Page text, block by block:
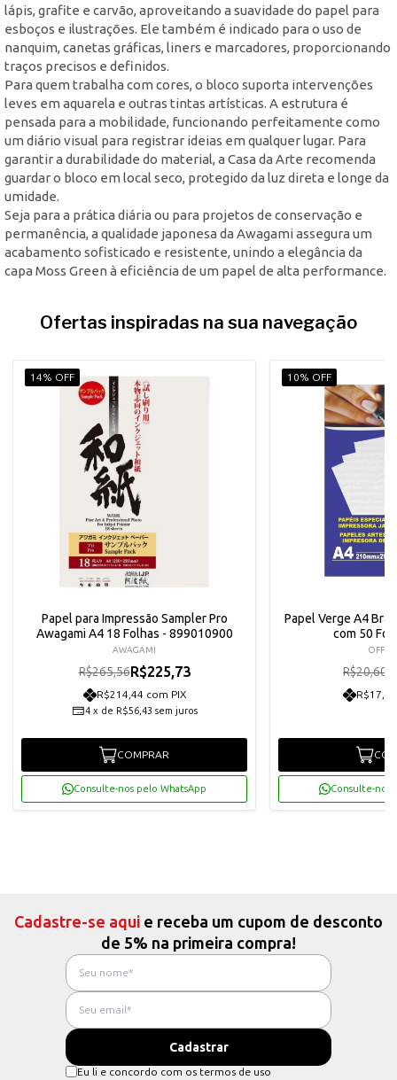
lápis, grafite e carvão, aproveitando a suavidade do papel para
esboços e ilustrações. Ele também é indicado para o uso de
nanquim, canetas gráficas, liners e marcadores, proporcionando
traços precisos e definidos.
Para quem trabalha com cores, o bloco suporta intervenções
leves em aquarela e outras tintas artísticas. A estrutura é
pensada para a mobilidade, funcionando perfeitamente como
um diário visual para registrar ideias em qualquer lugar. Para
garantir a durabilidade do material, a Casa da Arte recomenda
guardar o bloco em local seco, protegido da luz direta e longe da
umidade.
Seja para a prática diária ou para projetos de conservação e
permanência, a qualidade japonesa da Awagami assegura um
acabamento sofisticado e resistente, unindo a elegância da
capa Moss Green à eficiência de um papel de alta performance.
Ofertas inspiradas na sua navegação
14% OFF
Papel para Impressão Sampler Pro
Awagami A4 18 Folhas - 899010900
AWAGAMI
R$265,56R$225,73
R$214,44 com PIX
4 x de R$56,43 sem juros
COMPRAR
Consulte-nos pelo WhatsApp
10% OFF
Papel Verge A4
com 50
OFF
R$20,60
Consulte-nos
Cadastre-se aqui e receba um cupom de desconto
de 5% na primeira compra!
Eu li e concordo com os termos de uso